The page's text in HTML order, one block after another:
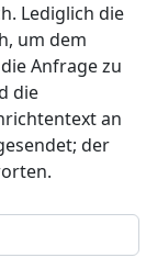
Lediglich die
um dem
Anfrage zu
die
an
der